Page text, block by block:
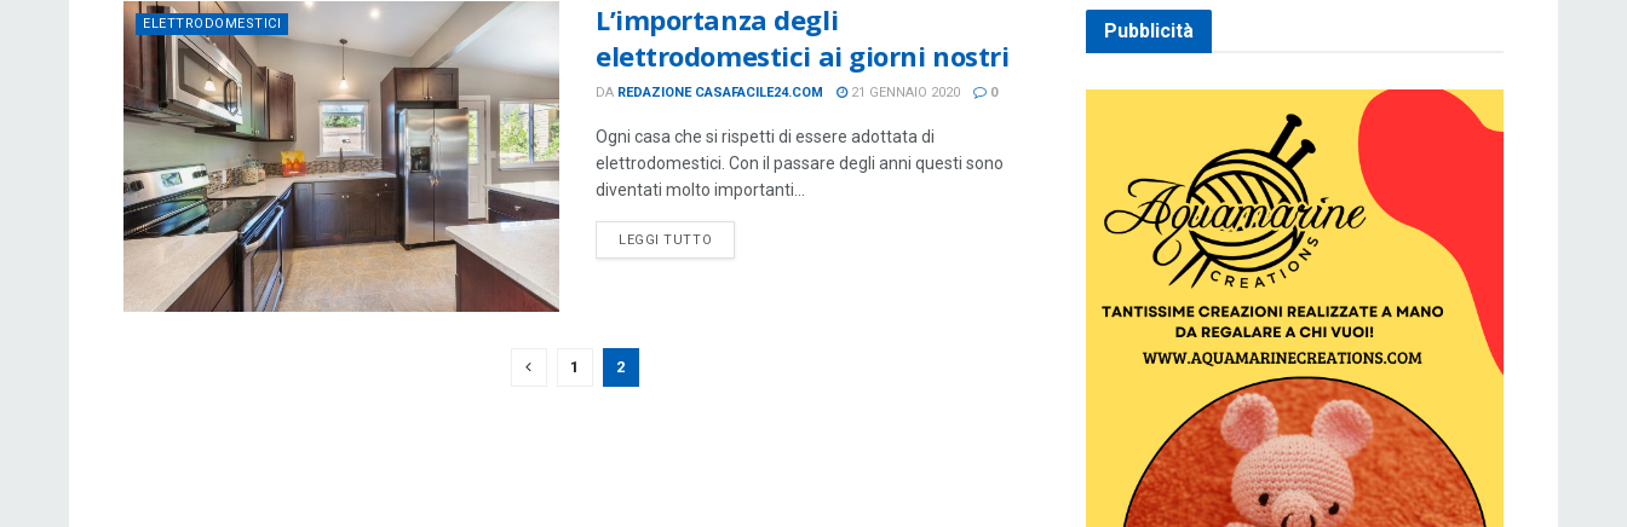
ELETTRODOMESTICI
L’importanza degli
elettrodomestici ai giorni nostri
DA REDAZIONE CASAFACILE24.COM 21 GENNAIO 2020 0
Ogni casa che si rispetti di essere adottata di
elettrodomestici. Con il passare degli anni questi sono
diventati molto importanti...
LEGGI TUTTO
1 2
Pubblicità